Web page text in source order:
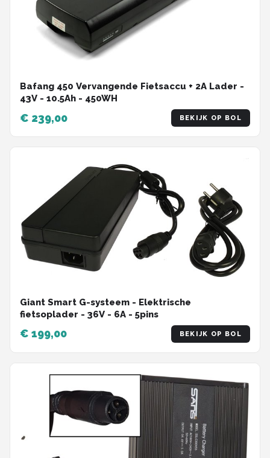
Bafang 450 Vervangende Fietsaccu + 2A Lader -
43V - 10.5Ah - 450WH
€ 239,00 BEKIJK OP BOL
Giant Smart G-systeem - Elektrische
fietsoplader - 36V - 6A - 5pins
€ 199,00 BEKIJK OP BOL